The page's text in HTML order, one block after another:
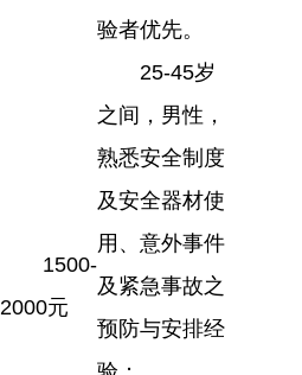
验者优先。
1500-
2000元
25-45岁
之间，男性，
熟悉安全制度
及安全器材使
用、意外事件
及紧急事故之
预防与安排经